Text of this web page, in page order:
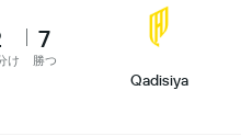
け
7
勝つ
Qadisiya